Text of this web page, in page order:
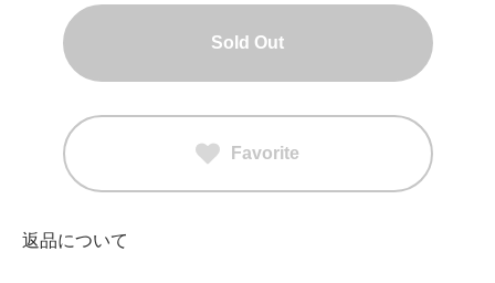
Sold Out
Favorite
返品について